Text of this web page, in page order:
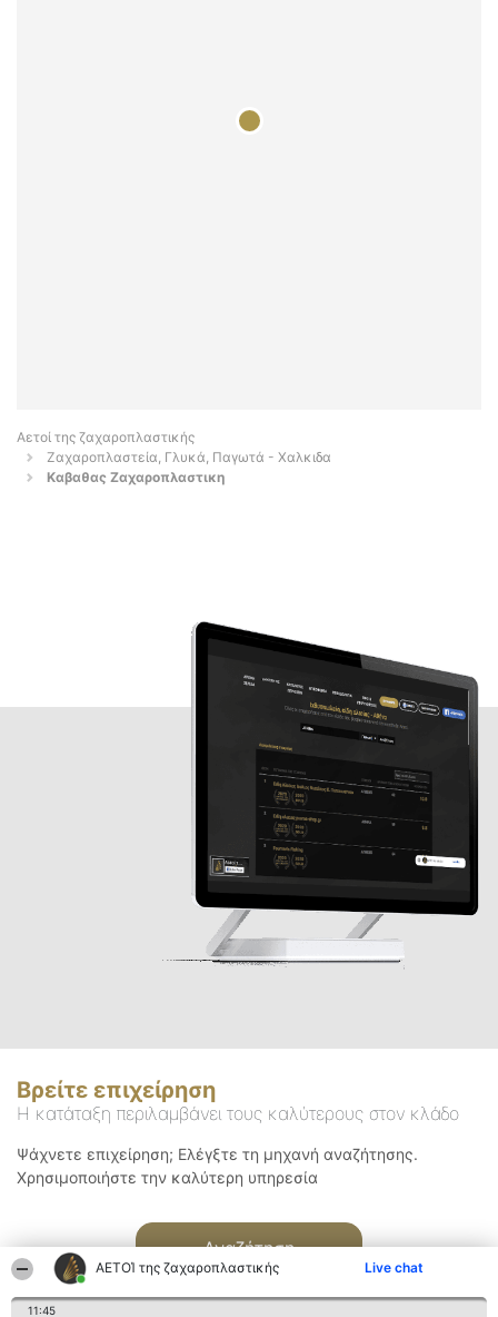
ΑΕΤΟΊ της ζαχαροπλαστικής Live chat
11:45
Αετοί της ζαχαροπλαστικής
Ζαχαροπλαστεία, Γλυκά, Παγωτά - Χαλκιδα
Καβαθας Ζαχαροπλαστικη
Βρείτε επιχείρηση
Η κατάταξη περιλαμβάνει τους καλύτερους στον κλάδο
Ψάχνετε επιχείρηση; Ελέγξτε τη μηχανή αναζήτησης.
Χρησιμοποιήστε την καλύτερη υπηρεσία
Αναζήτηση